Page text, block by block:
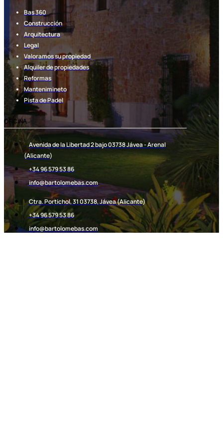
Bas 360
Construcción
Arquitectura
Legal
Valoramos su propiedad
Alquiler de propiedades
Reformas
Mantenimineto
Pista de Padel
OFICINA
Avenida de la Libertad 2 bajo 03738 Jávea - Arenal
(Alicante)
+34 96 579 53 86
info@bartolomebas.com
Ctra. Portichol, 31 03738, Jávea (Alicante)
+34 96 579 53 86​
info@bartolomebas.com